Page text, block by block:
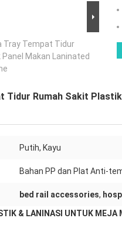
Tray Tempat Tidur
Makan Laninated
Tidur Rumah Sakit
Putih, Kayu
Bahan PP dan Plat Anti-
bed rail accessories,
& LANINASI UNTUK MEJA